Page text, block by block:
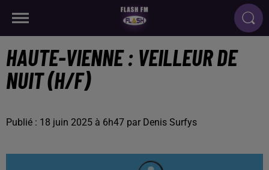
HAUTE-VIENNE : VEILLEUR DE
NUIT (H/F)
Publié : 18 juin 2025 à 6h47 par Denis Surfys